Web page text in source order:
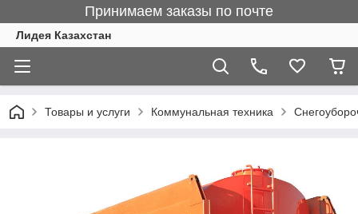
Принимаем заказы по почте
Лидея Казахстан
Товары и услуги Коммунальная техника